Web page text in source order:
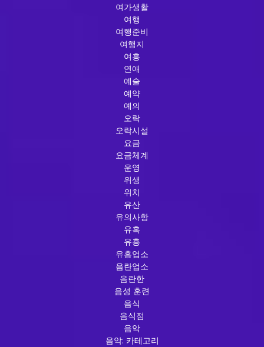
여가생활
여행
여행준비
여행지
여흥
연애
예술
예약
예의
오락
오락시설
요금
요금체계
운영
위생
위치
유산
유의사항
유혹
유흥
유흥업소
음란업소
음란한
음성 훈련
음식
음식점
음악
음악: 카테고리